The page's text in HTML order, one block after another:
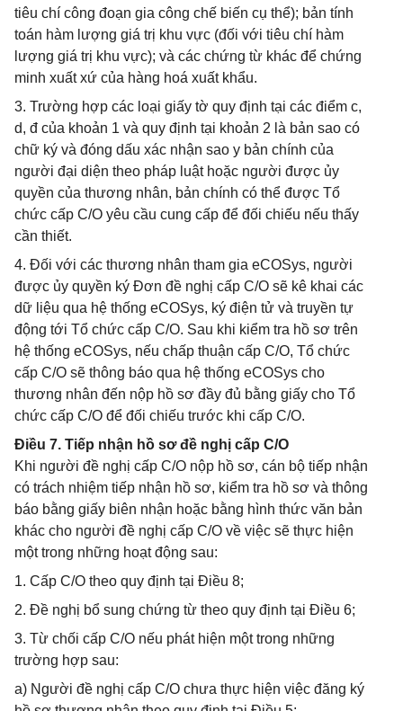
tiêu chí công đoạn gia công chế biến cụ thể); bản tính
toán hàm lượng giá trị khu vực (đối với tiêu chí hàm
lượng giá trị khu vực); và các chứng từ khác để chứng
minh xuất xứ của hàng hoá xuất khẩu.
3. Trường hợp các loại giấy tờ quy định tại các điểm c,
d, đ của khoản 1 và quy định tại khoản 2 là bản sao có
chữ ký và đóng dấu xác nhận sao y bản chính của
người đại diện theo pháp luật hoặc người được ủy
quyền của thương nhân, bản chính có thể được Tổ
chức cấp C/O yêu cầu cung cấp để đối chiếu nếu thấy
cần thiết.
4. Đối với các thương nhân tham gia eCOSys, người
được ủy quyền ký Đơn đề nghị cấp C/O sẽ kê khai các
dữ liệu qua hệ thống eCOSys, ký điện tử và truyền tự
động tới Tổ chức cấp C/O. Sau khi kiểm tra hồ sơ trên
hệ thống eCOSys, nếu chấp thuận cấp C/O, Tổ chức
cấp C/O sẽ thông báo qua hệ thống eCOSys cho
thương nhân đến nộp hồ sơ đầy đủ bằng giấy cho Tổ
chức cấp C/O để đối chiếu trước khi cấp C/O.
Điều 7. Tiếp nhận hồ sơ đề nghị cấp C/O
Khi người đề nghị cấp C/O nộp hồ sơ, cán bộ tiếp nhận
có trách nhiệm tiếp nhận hồ sơ, kiểm tra hồ sơ và thông
báo bằng giấy biên nhận hoặc bằng hình thức văn bản
khác cho người đề nghị cấp C/O về việc sẽ thực hiện
một trong những hoạt động sau:
1. Cấp C/O theo quy định tại Điều 8;
2. Đề nghị bổ sung chứng từ theo quy định tại Điều 6;
3. Từ chối cấp C/O nếu phát hiện một trong những
trường hợp sau:
a) Người đề nghị cấp C/O chưa thực hiện việc đăng ký